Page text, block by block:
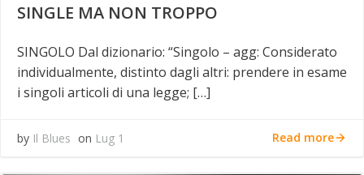
SINGLE MA NON TROPPO
SINGOLO Dal dizionario: “Singolo – agg: Considerato
individualmente, distinto dagli altri: prendere in esame
i singoli articoli di una legge; […]
by Il Blues on Lug 1 Read more